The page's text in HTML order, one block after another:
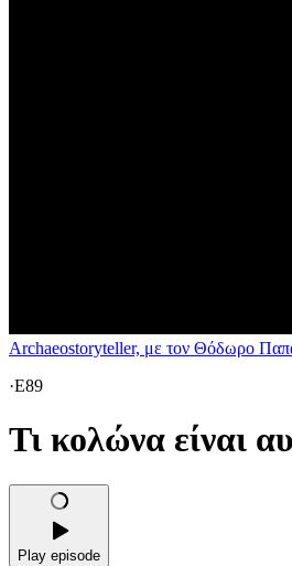
Archaeostoryteller, με τον Θόδωρο
·E89
Τι κολώνα είναι
Play episode